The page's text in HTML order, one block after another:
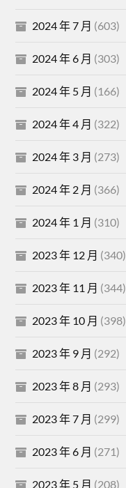
2024 年 7 月 (603)
2024 年 6 月 (303)
2024 年 5 月 (166)
2024 年 4 月 (322)
2024 年 3 月 (273)
2024 年 2 月 (366)
2024 年 1 月 (310)
2023 年 12 月 (340)
2023 年 11 月 (344)
2023 年 10 月 (398)
2023 年 9 月 (292)
2023 年 8 月 (293)
2023 年 7 月 (299)
2023 年 6 月 (271)
2023 年 5 月 (208)